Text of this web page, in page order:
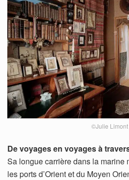
©Julie Limont
De voyages en voyages à
Sa longue carrière dans la marine
les ports d’Orient et du Moyen